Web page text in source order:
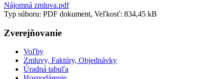
Nájomná zmluva.pdf
Typ súboru: PDF dokument, Veľkosť: 834,45 kB
Zverejňovanie
Voľby
Zmluvy, Faktúry, Objednávky
Úradná tabuľa